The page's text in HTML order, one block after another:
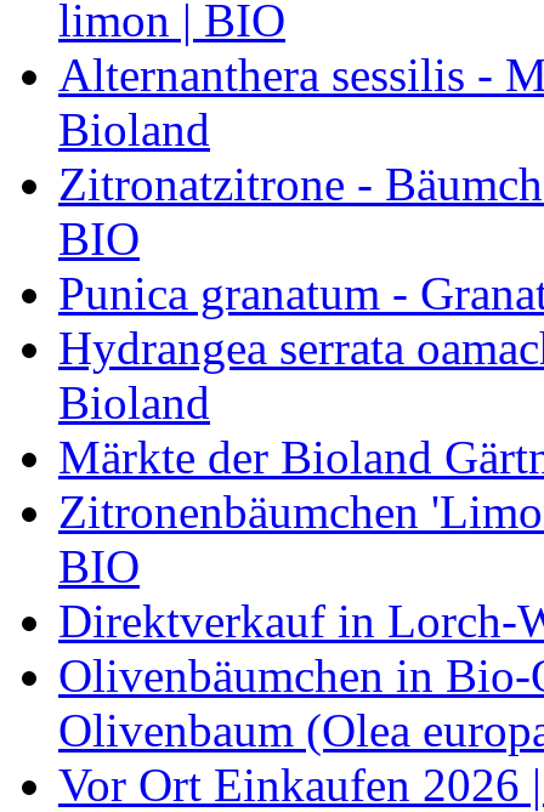
limon | BIO
Alternanthera sessilis -
Bioland
Zitronatzitrone -
BIO
Punica granatum -
Hydrangea serrata
Bioland
Märkte der Bioland
Zitronenbäumchen
BIO
Direktverkauf in Lorch-
Olivenbäumchen in Bio-
Olivenbaum (Olea
Vor Ort Einkaufen 2026